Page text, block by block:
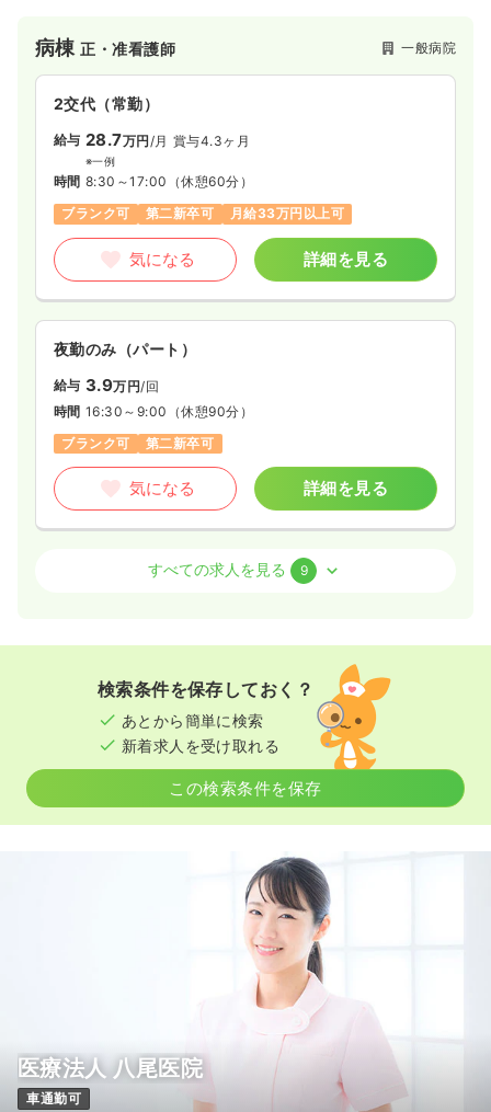
きます。
病棟正・准看護師 一般病院
2交代（常勤）
給与 28.7万円/月 賞与4.3ヶ月
※一例
時間 8:30～17:00 （休憩60分）
ブランク可
第二新卒可 月給33万円以上可
気になる 詳細を見る
夜勤のみ（パート）
給与 3.9万円/回
時間 16:30～9:00 （休憩90分）
ブランク可
第二新卒可
気になる 詳細を見る
正・准看護師
8:30～17:00（休憩60分）
ブランク可
第二新卒可 月給33万円以上可
気になる 詳細を見る
時給1,300円以上可
詳細を見る
訪問看護 正看護師 一般病院
すべての求人を見る 9
検索条件を保存しておく？
あとから簡単に検索
新着求人を受け取れる
この検索条件を保存
医療法人 八尾医院
車通勤可